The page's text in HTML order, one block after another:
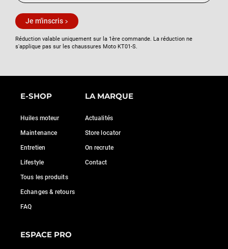
Je m'inscris
Réduction valable uniquement sur la 1ère commande. La réduction ne
s'applique pas sur les chaussures Moto KT01-S.
E-SHOP
Huiles moteur
Maintenance
Entretien
Lifestyle
Tous les produits
Echanges & retours
FAQ
LA MARQUE
Actualités
Store locator
On recrute
Contact
ESPACE PRO